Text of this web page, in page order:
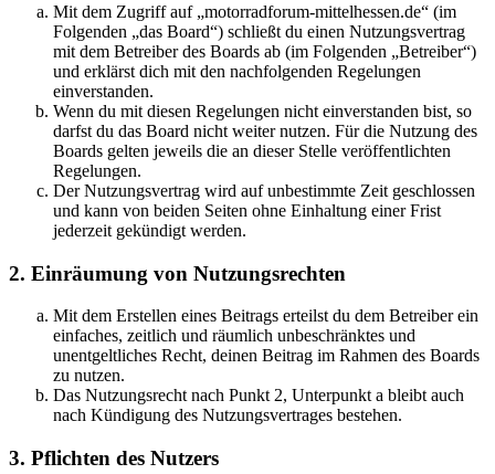
Mit dem Zugriff auf „motorradforum-mittelhessen.de“ (im
Folgenden „das Board“) schließt du einen Nutzungsvertrag
mit dem Betreiber des Boards ab (im Folgenden „Betreiber“)
und erklärst dich mit den nachfolgenden Regelungen
einverstanden.
Wenn du mit diesen Regelungen nicht einverstanden bist, so
darfst du das Board nicht weiter nutzen. Für die Nutzung des
Boards gelten jeweils die an dieser Stelle veröffentlichten
Regelungen.
Der Nutzungsvertrag wird auf unbestimmte Zeit geschlossen
und kann von beiden Seiten ohne Einhaltung einer Frist
jederzeit gekündigt werden.
2. Einräumung von Nutzungsrechten
Mit dem Erstellen eines Beitrags erteilst du dem Betreiber ein
einfaches, zeitlich und räumlich unbeschränktes und
unentgeltliches Recht, deinen Beitrag im Rahmen des Boards
zu nutzen.
Das Nutzungsrecht nach Punkt 2, Unterpunkt a bleibt auch
nach Kündigung des Nutzungsvertrages bestehen.
3. Pflichten des Nutzers